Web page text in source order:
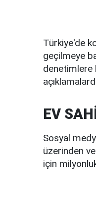
Türkiye'de
geçilmeye
denetimlere
EV
Sosyal
üzerinden
için